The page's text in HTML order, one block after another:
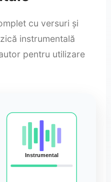
cu versuri și
instrumentală
pentru utilizare
Instrumental